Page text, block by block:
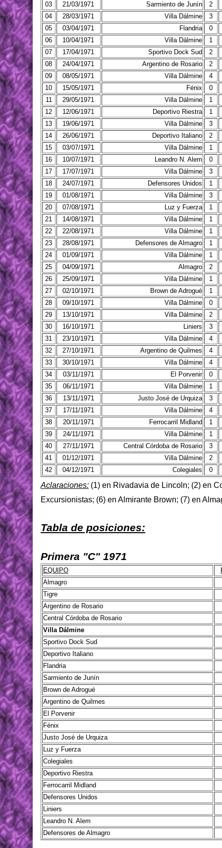
03
21/03/1971 Sarmiento de Junín
2
04
28/03/1971 Villa Dálmine
3
05
03/04/1971 Flandria
0
06
10/04/1971 Villa Dálmine
1
07
17/04/1971 Sportivo Dock Sud
2
08
24/04/1971 Argentino de Rosario
2
09
08/05/1971 Villa Dálmine
4
10
15/05/1971 Fénix
0
11
29/05/1971 Villa Dálmine
1
12
12/06/1971 Deportivo Riestra
1
13
19/06/1971 Villa Dálmine
3
14
26/06/1971 Deportivo Italiano
2
15
03/07/1971 Villa Dálmine
1
16
10/07/1971 Leandro N. Alem
0
17
17/07/1971 Villa Dálmine
3
18
24/07/1971 Defensores Unidos
1
19
01/08/1971 Villa Dálmine
3
20
07/08/1971 Luz y Fuerza
1
21
14/08/1971 Villa Dálmine
1
22
22/08/1971 Villa Dálmine
1
23
28/08/1971 Defensores de Almagro
1
24
01/09/1971 Villa Dálmine
1
25
04/09/1971 Almagro
2
26
25/09/1971 Villa Dálmine
1
27
02/10/1971 Brown de Adrogué
1
28
09/10/1971 Villa Dálmine
0
29
13/10/1971 Villa Dálmine
2
30
16/10/1971 Liniers
3
31
23/10/1971 Villa Dálmine
4
32
27/10/1971 Argentino de Quilmes
4
33
30/10/1971 Villa Dálmine
4
34
03/11/1971 El Porvenir
0
35
06/11/1971 Villa Dálmine
1
36
13/11/1971 Justo José de Urquiza
3
37
17/11/1971 Villa Dálmine
4
38
20/11/1971 Ferrocarril Midland
1
39
24/11/1971 Villa Dálmine
1
40
27/11/1971 Central Córdoba de Rosario
3
41
01/12/1971 Villa Dálmine
2
42
04/12/1971 Colegiales 0
Aclaraciones: (1) en Rivadavia de Lincoln; (2) en
Excursionistas; (6) en Almirante Brown; (7) en
Tabla de posiciones:
Primera "C" 1971
EQUIPO
Almagro
Tigre
Argentino de Rosario
Central Córdoba de Rosario
Villa Dálmine
Sportivo Dock Sud
Deportivo Italiano
Flandria
Sarmiento de Junín
Brown de Adrogué
Argentino de Quilmes
El Porvenir
Fénix
Justo José de Urquiza
Luz y Fuerza
Colegiales
Deportivo Riestra
Ferrocarril Midland
Defensores Unidos
Liniers
Leandro N. Alem
Defensores de Almagro